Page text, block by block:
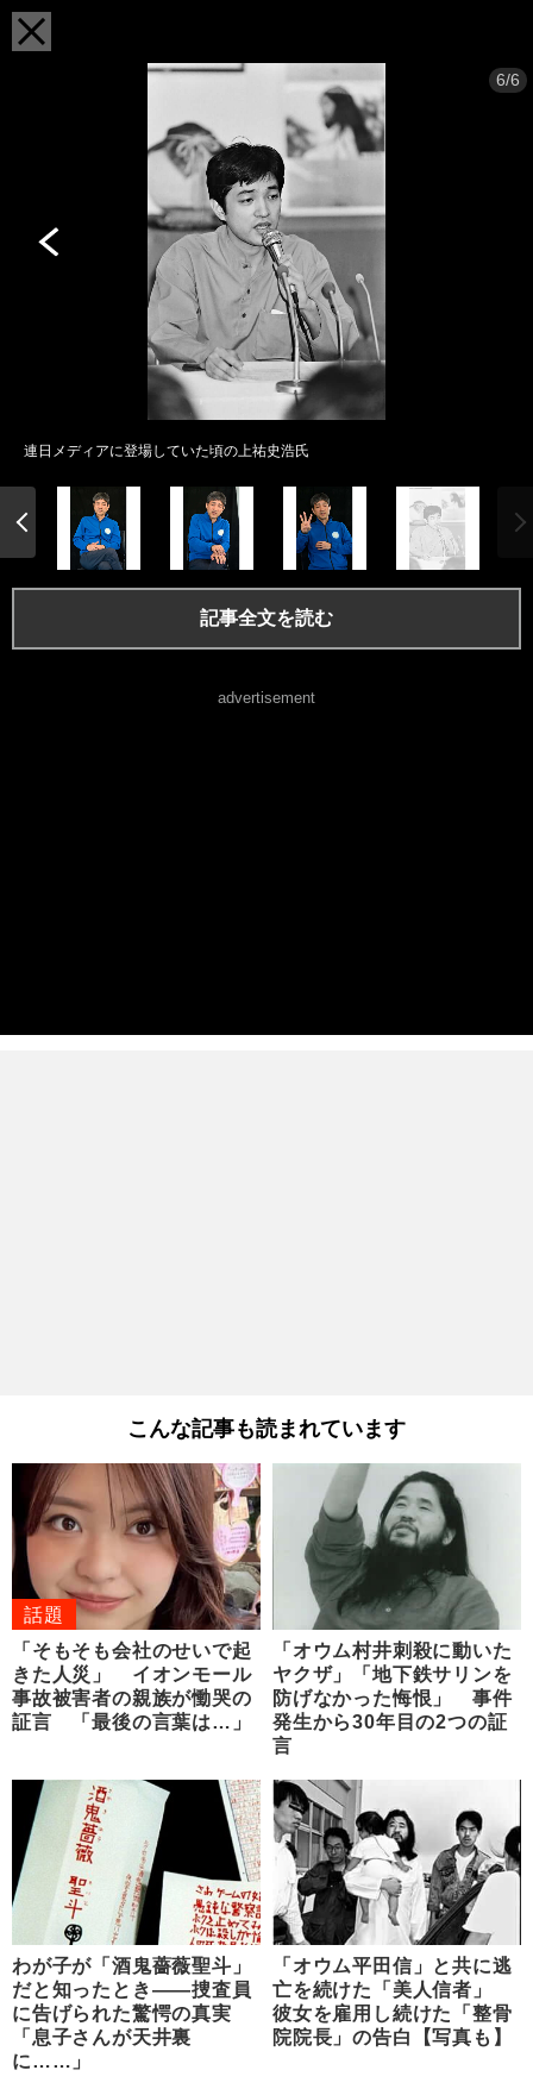
6/6
連日メディアに登場していた頃の上祐史浩氏
記事全文を読む
advertisement
こんな記事も読まれています
話題
「そもそも会社のせいで起
きた人災」 イオンモール
事故被害者の親族が慟哭の
証言 「最後の言葉は…」
「オウム村井刺殺に動いた
ヤクザ」「地下鉄サリンを
防げなかった悔恨」 事件
発生から30年目の2つの証
言
わが子が「酒鬼薔薇聖斗」
だと知ったとき――捜査員
に告げられた驚愕の真実
「息子さんが天井裏
に……」
「オウム平田信」と共に逃
亡を続けた「美人信者」
彼女を雇用し続けた「整骨
院院長」の告白【写真も】